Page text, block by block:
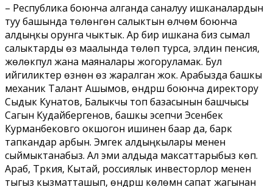
– Республика боюнча алганда саналуу ишканалардын
туу башында төлөнгөн салыктын өлчөмү боюнча
алдыңкы орунга чыктык. Ар бир ишкана биз сымал
салыктарды өз маалында төлөп турса, элдин пенсия,
жөлөкпул жана маяналары жогоруламак. Бул
ийгиликтер өзүнөн өзү жаралган жок. Арабызда башкы
механик Талант Ашымов, өндүрүш боюнча директору
Сыдык Кунатов, Балыкчы топ базасынын башчысы
Сагын Кудайбергенов, башкы эсепчи Эсенбек
Курманбековго окшогон ишинен баар да, барк
тапкандар арбын. Эмгек алдыңкылары менен
сыймыктанабыз. Ал эми алдыда максаттарыбыз көп.
Араб, Түркия, Кытай, россиялык инвесторлор менен
тыгыз кызматташып, өндүрүш көлөмүн сапат жагынан